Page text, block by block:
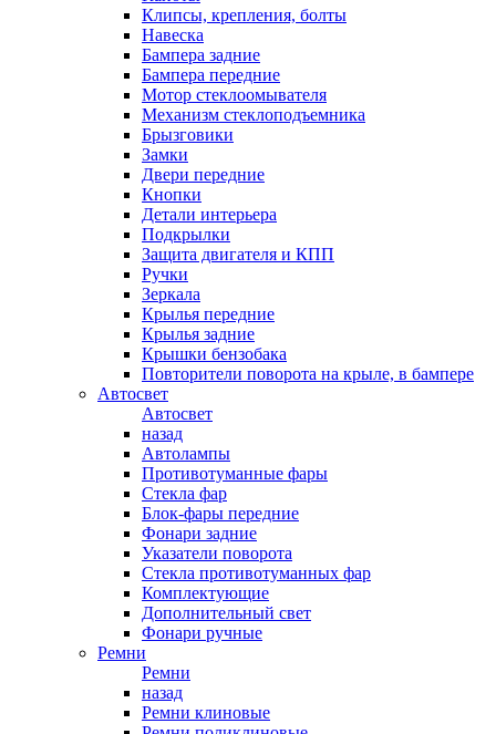
Клипсы, крепления, болты
Навеска
Бампера задние
Бампера передние
Мотор стеклоомывателя
Механизм стеклоподъемника
Брызговики
Замки
Двери передние
Кнопки
Детали интерьера
Подкрылки
Защита двигателя и КПП
Ручки
Зеркала
Крылья передние
Крылья задние
Крышки бензобака
Повторители поворота на крыле, в бампере
Автосвет
Автосвет
назад
Автолампы
Противотуманные фары
Стекла фар
Блок-фары передние
Фонари задние
Указатели поворота
Стекла противотуманных фар
Комплектующие
Дополнительный свет
Фонари ручные
Ремни
Ремни
назад
Ремни клиновые